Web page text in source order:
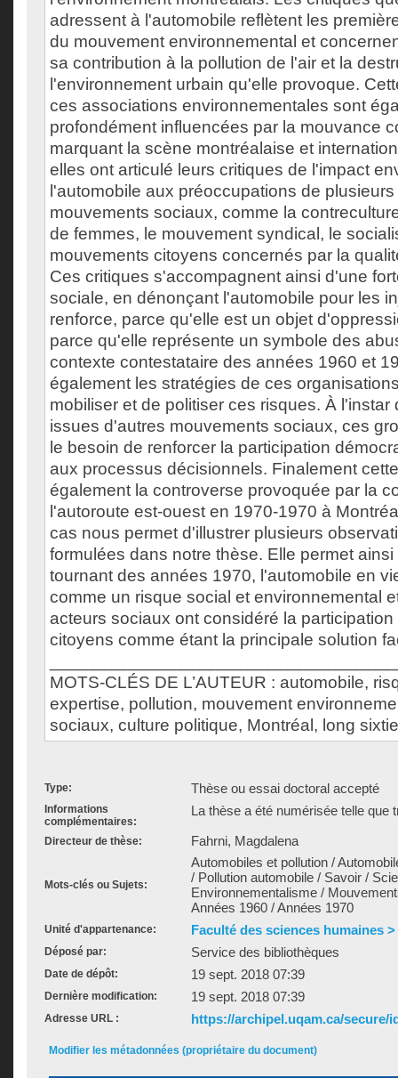
adressent à l'automobile reflètent les
du mouvement environnemental et
sa contribution à la pollution de l'air et la
l'environnement urbain qu'elle provoque.
ces associations environnementales sont
profondément influencées par la mouvance
marquant la scène montréalaise et
elles ont articulé leurs critiques de l'impact
l'automobile aux préoccupations de
mouvements sociaux, comme la
de femmes, le mouvement syndical, le
mouvements citoyens concernés par la
Ces critiques s'accompagnent ainsi d'une
sociale, en dénonçant l'automobile pour les
renforce, parce qu'elle est un objet
parce qu'elle représente un symbole des
contexte contestataire des années 1960 et
également les stratégies de ces
mobiliser et de politiser ces risques. À l'instar
issues d'autres mouvements sociaux, ces
le besoin de renforcer la participation
aux processus décisionnels. Finalement
également la controverse provoquée par la
l'autoroute est-ouest en 1970-1970 à
cas nous permet d'illustrer plusieurs
formulées dans notre thèse. Elle permet
tournant des années 1970, l'automobile en
comme un risque social et environnemental
acteurs sociaux ont considéré la
citoyens comme étant la principale solution
MOTS-CLÉS DE L’AUTEUR : automobile,
expertise, pollution, mouvement
sociaux, culture politique, Montréal, long
Type: Thèse ou essai doctoral accepté
Informations
complémentaires:
La thèse a été numérisée telle que
Directeur de thèse: Fahrni, Magdalena
Mots-clés ou Sujets:
Automobiles et pollution /
/ Pollution automobile / Savoir /
Environnementalisme /
Années 1960 / Années 1970
Unité d'appartenance: Faculté des sciences humaines
Déposé par: Service des bibliothèques
Date de dépôt: 19 sept. 2018 07:39
Dernière modification: 19 sept. 2018 07:39
Adresse URL : https://archipel.uqam.ca/secure/
Modifier les métadonnées (propriétaire du document)